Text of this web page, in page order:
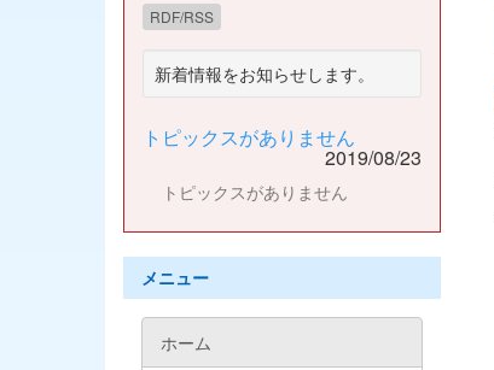
RDF/RSS
新着情報をお知らせします。
トピックスがありません
2019/08/23
トピックスがありません
メニュー
ホーム